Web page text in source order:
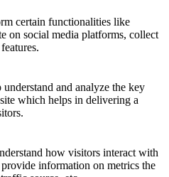
certain functionalities like
on social media platforms, collect
and analyze the key
which helps in delivering a
how visitors interact with
information on metrics the